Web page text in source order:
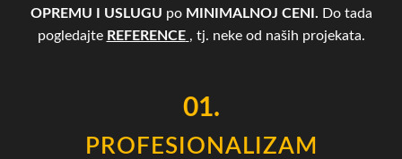
OPREMU I USLUGU po MINIMALNOJ CENI. Do tada
pogledajte REFERENCE , tj. neke od naših projekata.
01.
PROFESIONALIZAM